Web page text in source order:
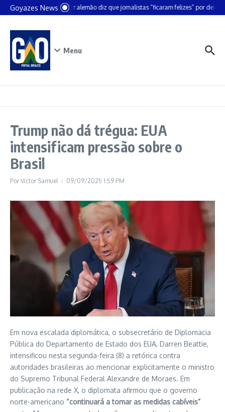
Ir para o conteúdo
Goyazes NewsChanceler alemão diz que jornalistas “ficaram felizes” por deixar
Menu
Trump não dá trégua: EUA
intensificam pressão sobre o
Brasil
PorVictor Samuel 09/09/2025 1:59 PM
Em nova escalada diplomática, o subsecretário de Diplomacia
Pública do Departamento de Estado dos EUA, Darren Beattie,
intensificou nesta segunda-feira (8) a retórica contra
autoridades brasileiras ao mencionar explicitamente o ministro
do Supremo Tribunal Federal Alexandre de Moraes. Em
publicação na rede X, o diplomata afirmou que o governo
norte-americano “continuará a tomar as medidas cabíveis”